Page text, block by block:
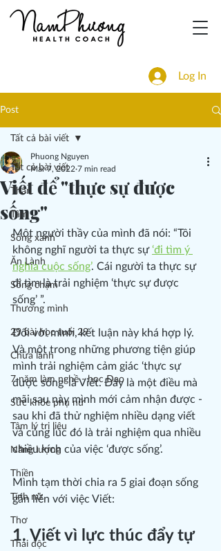
Log In
Post
Tất cả bài viết
Thân
Tâm
Sống xanh
Ăn Lành
Sống chậm
Thương mình
29 bài học tuổi 29
Chữa lành
7 năm làm nghề - học Đạo
Sức khỏe phụ nữ
Tâm lý trị liệu
Năng lượng
Thiền
Tính nữ
Thơ
Thải độc
Tất cả bài viết
Viết để "thực sự được
sống"
Phuong Nguyen
Mar 7, 2022 7 min read
Một người thầy của mình đã nói: “Tôi
không nghĩ người ta thực sự ‘đi tìm ý
nghĩa cuộc sống’. Cái người ta thực sự
đi tìm là trải nghiệm ‘thực sự được
sống’ ”.
Đối với mình, kết luận này khá hợp lý.
Và một trong những phương tiện giúp
mình trải nghiệm cảm giác ‘thực sự
được sống’ là Viết. Đây là một điều mà
mãi sau này mình mới cảm nhận được -
sau khi đã thử nghiệm nhiều dạng viết
và cùng lúc đó là trải nghiệm qua nhiều
chiều kích của việc ‘được sống’.
Mình tạm thời chia ra 5 giai đoạn sống
gắn liền với việc Viết:
1. Viết vì lực thúc đẩy tự